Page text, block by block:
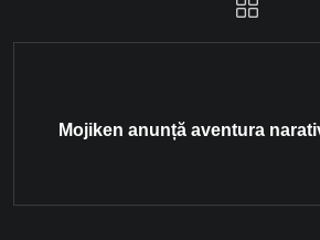
Mojiken anunță aventura